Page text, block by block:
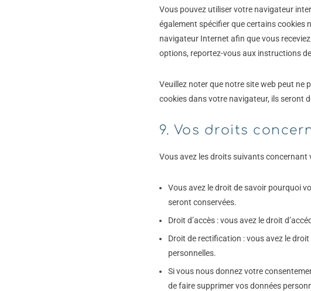
Vous pouvez utiliser votre navigateur
également spécifier que certains cookies
navigateur Internet afin que vous
options, reportez-vous aux instructions
Veuillez noter que notre site web peut ne
cookies dans votre navigateur, ils seront
9. Vos droits
Vous avez les droits suivants concernant
Vous avez le droit de savoir pourquoi
seront conservées.
Droit d’accès : vous avez le droit
Droit de rectification : vous avez le
personnelles.
Si vous nous donnez votre
de faire supprimer vos données